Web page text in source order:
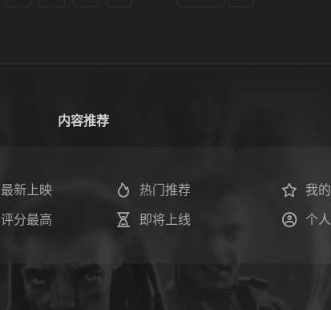
内容推荐
最新上映 热门推荐
评分最高 即将上线
我
个